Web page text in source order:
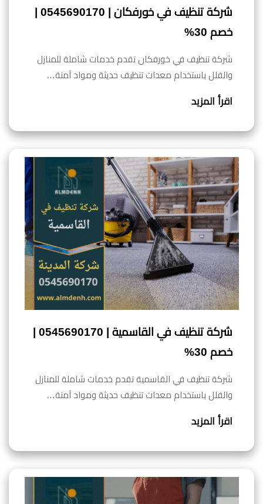
خصم 30%
شركة تنظيف في خورفكان تقدم خدمات شاملة للمنازل
والفلل باستخدام معدات تنظيف حديثة ومواد آمنة…
اقرأ المزيد
خصم 30%
شركة تنظيف في القاسمية تقدم خدمات شاملة للمنازل
والفلل باستخدام معدات تنظيف حديثة ومواد آمنة…
اقرأ المزيد